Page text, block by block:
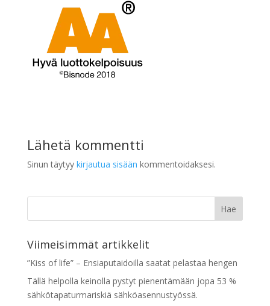
Lähetä kommentti
Sinun täytyy kirjautua sisään kommentoidaksesi.
Viimeisimmät artikkelit
”Kiss of life” – Ensiaputaidoilla saatat pelastaa hengen
Tällä helpolla keinolla pystyt pienentämään jopa 53 %
sähkötapaturmariskiä sähköasennustyössä.